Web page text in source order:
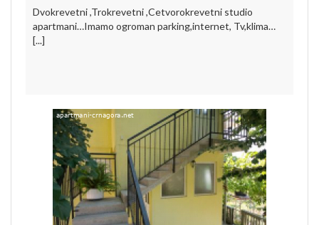
Dvokrevetni ,Trokrevetni ,Cetvorokrevetni studio
apartmani…Imamo ogroman parking,internet, Tv,klima…
[...]